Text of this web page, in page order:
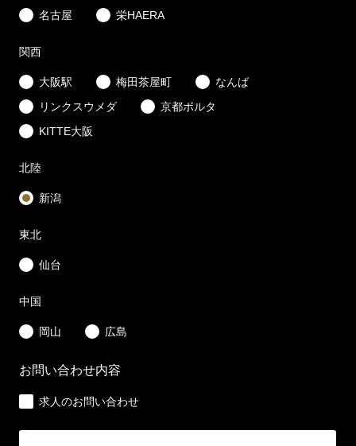
名古屋 栄HAERA
関西
大阪駅 梅田茶屋町
なんば
リンクスウメダ
京都ポルタ
KITTE大阪
北陸
新潟
東北
仙台
中国
岡山 広島
お問い合わせ内容
求人のお問い合わせ